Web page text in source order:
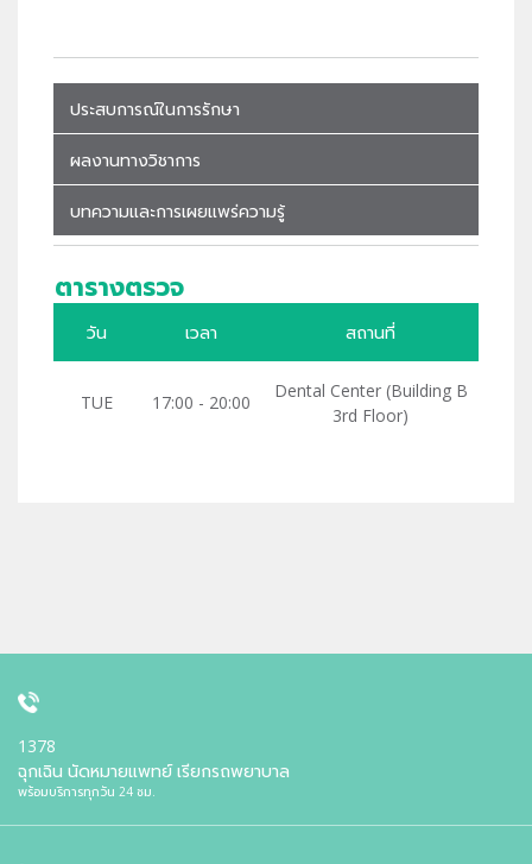
ประสบการณ์ในการรักษา
ผลงานทางวิชาการ
บทความและการเผยแพร่ความรู้
ตารางตรวจ
วัน เวลา สถานที่
TUE 17:00 - 20:00
Dental Center (Building B
3rd Floor)
1378
ฉุกเฉิน นัดหมายแพทย์ เรียกรถพยาบาล
พร้อมบริการทุกวัน 24 ชม.